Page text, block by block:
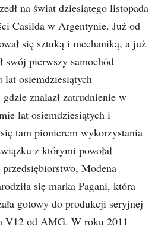
na świat dziesiątego listopada
Casilda w Argentynie. Już od
się sztuką i mechaniką, a już
swój pierwszy samochód
osiemdziesiątych
znalazł zatrudnienie w
lat osiemdziesiątych i
tam pionierem wykorzystania
z którymi powołał
Modena
się marka Pagani, która
gotowy do produkcji seryjnej
V12 od AMG. W roku 2011